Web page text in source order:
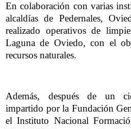
En colaboración con varias
alcaldías de Pedernales,
realizado operativos de
Laguna de Oviedo, con el
recursos naturales.
Además, después de un
impartido por la Fundación
el Instituto Nacional